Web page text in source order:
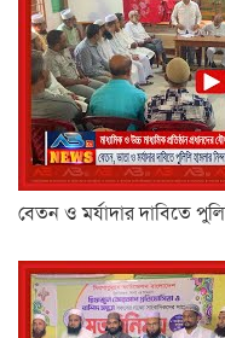
বেতন ও মর্যাদার দাবিতে